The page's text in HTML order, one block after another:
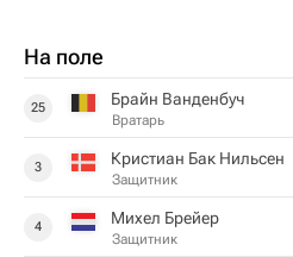
На поле
25 Брайн Ванденбуч
Вратарь
3 Кристиан Бак Нильсен
Защитник
4 Михел Брейер
Защитник